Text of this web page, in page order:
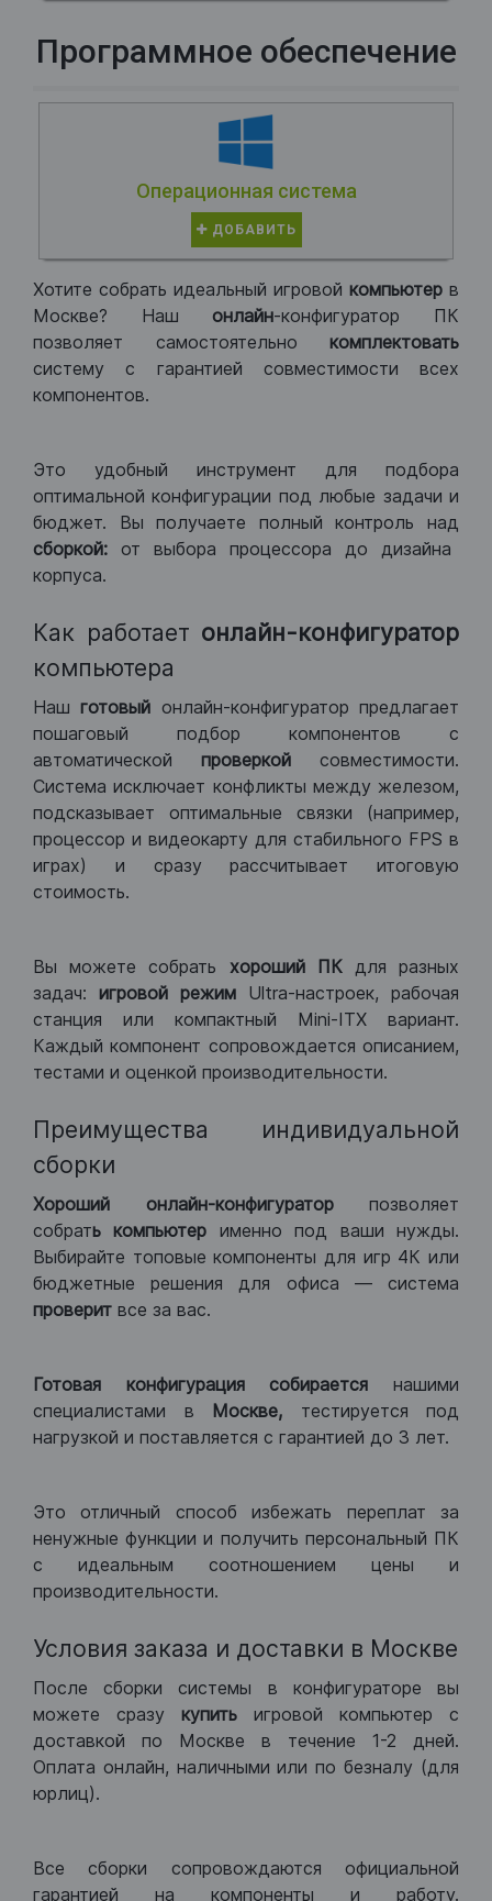
Программное обеспечение
Операционная система
ДОБАВИТЬ
Хотите собрать идеальный игровой компьютер в
Москве? Нашонлайн-конфигуратор ПК
позволяет самостоятельно комплектовать
систему с гарантией совместимости всех
компонентов.
Это удобный инструмент для подбора
оптимальной конфигурации под любые задачи и
бюджет. Вы получаете полный контроль над
сборкой: от выбора процессора до дизайна
корпуса.
Как работает онлайн-конфигуратор
компьютера
Нашготовый онлайн-конфигуратор предлагает
пошаговый подбор компонентов с
автоматической проверкой совместимости.
Система исключает конфликты между железом,
подсказывает оптимальные связки (например,
процессор и видеокарту для стабильного FPS в
играх) и сразу рассчитывает итоговую
стоимость.
Вы можете собрать хороший ПКдля разных
задач: игровой режим Ultra-настроек, рабочая
станция или компактный Mini-ITX вариант.
Каждый компонент сопровождается описанием,
тестами и оценкой производительности.
Преимущества индивидуальной
сборки
Хороший онлайн-конфигураторпозволяет
собрать компьютер именно под ваши нужды.
Выбирайте топовые компоненты для игр 4К или
бюджетные решения для офиса — система
проверит все за вас.
Готовая конфигурация собираетсянашими
специалистами в Москве, тестируется под
нагрузкой и поставляется с гарантией до 3 лет.
Это отличный способ избежать переплат за
ненужные функции и получить персональный ПК
с идеальным соотношением цены и
производительности.
Условия заказа и доставки в Москве
После сборки системы в конфигураторе вы
можете сразу купить игровой компьютер с
доставкой по Москве в течение 1-2 дней.
Оплата онлайн, наличными или по безналу (для
юрлиц).
Все сборки сопровождаются официальной
гарантией на компоненты и работу.